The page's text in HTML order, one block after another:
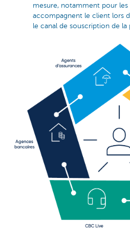
mesure, notamment pour les
accompagnent le client lors
le canal de souscription de la